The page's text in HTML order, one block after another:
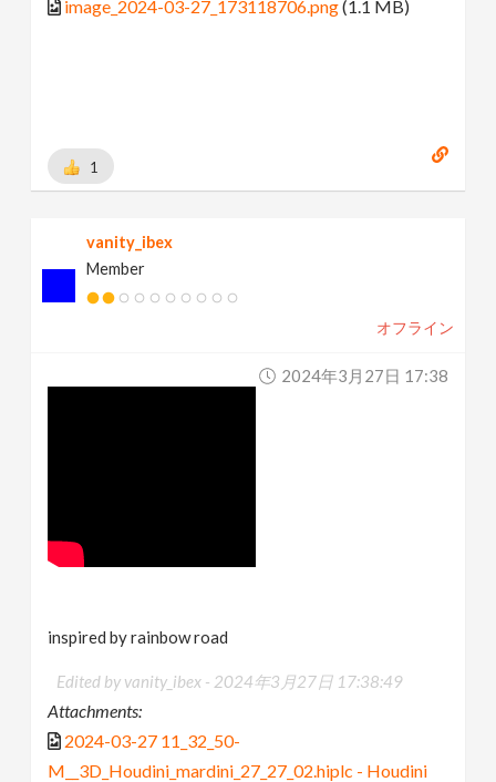
image_2024-03-27_173118706.png(1.1 MB)
1
vanity_ibex
Member
オフライン
2024年3月27日 17:38
inspired by rainbow road
Edited by vanity_ibex - 2024年3月27日 17:38:49
Attachments:
2024-03-27 11_32_50-
M__3D_Houdini_mardini_27_27_02.hiplc - Houdini